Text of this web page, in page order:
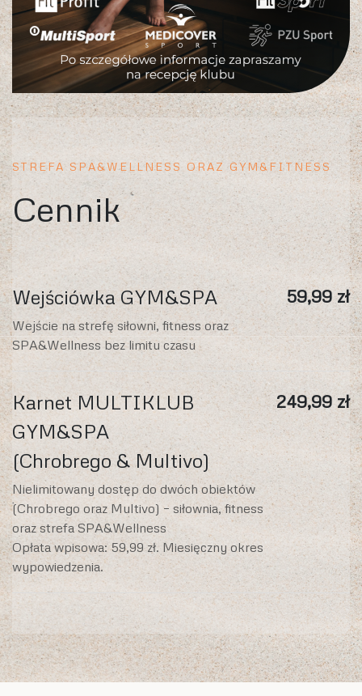
STREFA SPA&WELLNESS ORAZ GYM&FITNESS
Cennik
Wejściówka GYM&SPA
Wejście na strefę siłowni, fitness oraz
SPA&Wellness bez limitu czasu
59,99 zł
Karnet MULTIKLUB
GYM&SPA
(Chrobrego & Multivo)
Nielimitowany dostęp do dwóch obiektów
(Chrobrego oraz Multivo) – siłownia, fitness
oraz strefa SPA&Wellness
Opłata wpisowa: 59,99 zł. Miesięczny okres
wypowiedzenia.
249,99 zł